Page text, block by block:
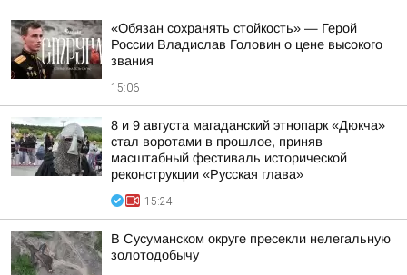
«Обязан сохранять стойкость» — Герой
России Владислав Головин о цене высокого
звания
15:06
8 и 9 августа магаданский этнопарк «Дюкча»
стал воротами в прошлое, приняв
масштабный фестиваль исторической
реконструкции «Русская глава»
15:24
В Сусуманском округе пресекли нелегальную
золотодобычу